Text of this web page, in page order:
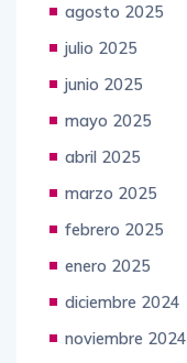
agosto 2025
julio 2025
junio 2025
mayo 2025
abril 2025
marzo 2025
febrero 2025
enero 2025
diciembre 2024
noviembre 2024